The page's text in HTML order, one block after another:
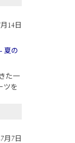
14日
夏の
た一
ツを
月7日